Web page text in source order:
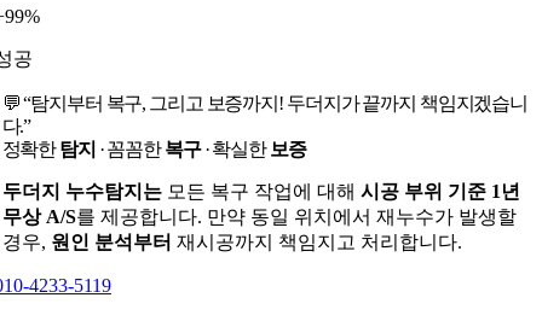
공
💬 “탐지부터 복구, 그리고 보증까지! 두더지가 끝까지 책임지겠습니
다.”
정확한탐지 · 꼼꼼한복구· 확실한보증
두더지 누수탐지는모든 복구 작업에 대해 시공 부위 기준 1년
무상 A/S를 제공합니다. 만약 동일 위치에서 재누수가 발생할
경우, 원인 분석부터 재시공까지 책임지고 처리합니다.
4233-5119